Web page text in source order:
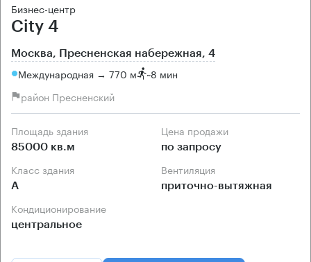
Бизнес-центр
City 4
Москва, Пресненская набережная, 4
Международная → 770 м ~8 мин
район Пресненский
Площадь здания
85000 кв.м
Цена продажи
по запросу
Класс здания
А
Вентиляция
приточно-вытяжная
Кондиционирование
центральное